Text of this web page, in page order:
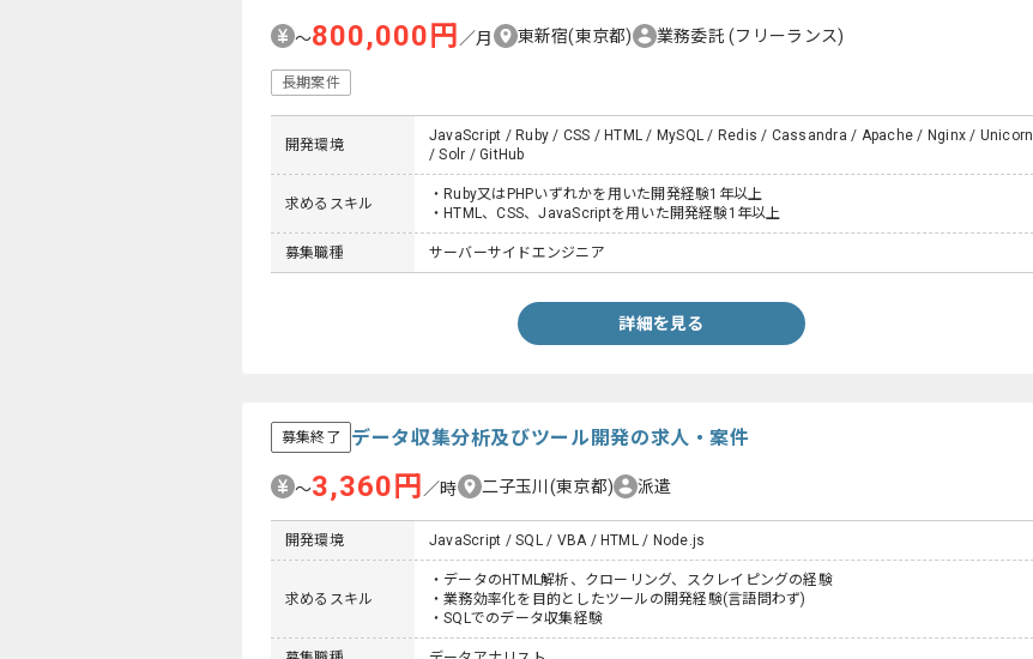
〜800,000円 ／月 東新宿(東京都) 業務委託(フリーランス)
長期案件
開発環境
JavaScript / Ruby / CSS / HTML / MySQL / Redis / Cassandra / Apache / Nginx / Unicorn
/ Solr / GitHub
求めるスキル
・Ruby又はPHPいずれかを用いた開発経験1年以上
・HTML、CSS、JavaScriptを用いた開発経験1年以上
募集職種 サーバーサイドエンジニア
詳細を見る
募集終了 データ収集分析及びツール開発の求人・案件
〜3,360円／時 二子玉川(東京都) 派遣
開発環境 JavaScript / SQL / VBA / HTML / Node.js
求めるスキル
・データのHTML解析、クローリング、スクレイピングの経験
・業務効率化を目的としたツールの開発経験(言語問わず)
・SQLでのデータ収集経験